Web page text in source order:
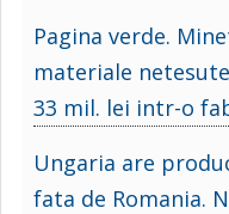
Pagina verde.
materiale
33 mil. lei intr-o
Ungaria are
fata de Romania.